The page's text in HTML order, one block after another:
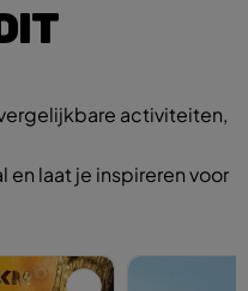
activiteiten,
en laat je inspireren voor